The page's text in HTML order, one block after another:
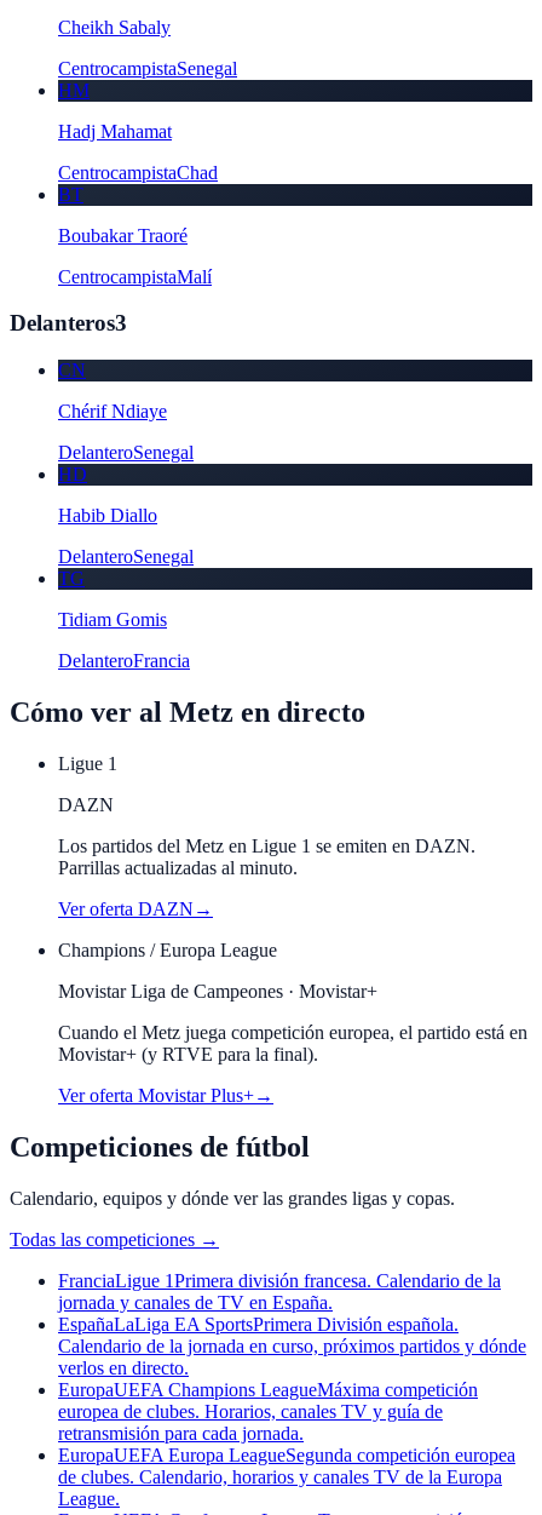
Cheikh Sabaly
CentrocampistaSenegal
HM
Hadj Mahamat
CentrocampistaChad
BT
Boubakar Traoré
CentrocampistaMalí
Delanteros3
CN
Chérif Ndiaye
DelanteroSenegal
HD
Habib Diallo
DelanteroSenegal
TG
Tidiam Gomis
DelanteroFrancia
Cómo ver al Metz en directo
Ligue 1
DAZN
Los partidos del Metz en Ligue 1 se emiten en DAZN.
Parrillas actualizadas al minuto.
Ver oferta DAZN →
Champions / Europa League
Movistar Liga de Campeones · Movistar+
Cuando el Metz juega competición europea, el partido está en
Movistar+ (y RTVE para la final).
Ver oferta Movistar Plus+→
Competiciones de fútbol
Calendario, equipos y dónde ver las grandes ligas y copas.
Todas las competiciones →
FranciaLigue 1Primera división francesa. Calendario de la
jornada y canales de TV en España.
EspañaLaLiga EA SportsPrimera División española.
Calendario de la jornada en curso, próximos partidos y dónde
verlos en directo.
EuropaUEFA Champions LeagueMáxima competición
europea de clubes. Horarios, canales TV y guía de
retransmisión para cada jornada.
EuropaUEFA Europa LeagueSegunda competición europea
de clubes. Calendario, horarios y canales TV de la Europa
League.